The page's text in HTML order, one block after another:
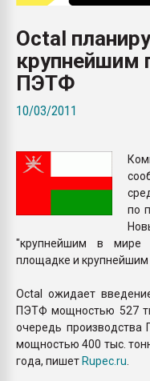
Octal
крупнейшим
ПЭТФ
10/03/2011
по
"крупнейшим в мире
площадке и
Octal ожидает
ПЭТФ мощностью 527
очередь
мощностью 400 тыс.
года, пишетRupec.ru